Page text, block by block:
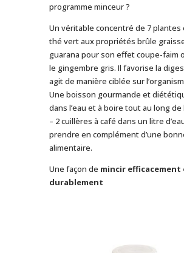
programme minceur ?
Un véritable concentré de 7 plantes
thé vert aux propriétés brûle
guarana pour son effet coupe-faim
le gingembre gris. Il favorise la
agit de manière ciblée sur
Une boisson gourmande et
dans l’eau et à boire tout au long
– 2 cuillères à café dans un litre
prendre en complément d’une
alimentaire.
Une façon de mincir efficacement
durablement